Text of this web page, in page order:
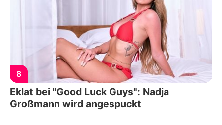
8
Eklat bei "Good Luck Guys": Nadja
Großmann wird angespuckt